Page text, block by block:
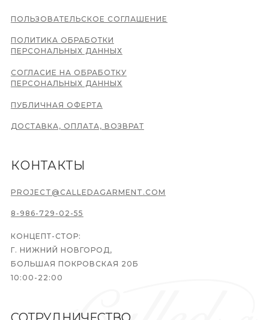
ПУБЛИЧНАЯ ОФЕРТА
СОГЛАСИЕ НА ОБРАБОТКУ
ПЕРСОНАЛЬНЫХ ДАННЫХ
ПОЛИТИКА ОБРАБОТКИ
ПЕРСОНАЛЬНЫХ ДАННЫХ
ПОЛЬЗОВАТЕЛЬСКОЕ СОГЛАШЕНИЕ
ДОСТАВКА, ОПЛАТА, ВОЗВРАТ
8-986-729-02-55
PROJECT@CALLEDAGARMENT.COM
КОНТАКТЫ
КОНЦЕПТ-СТОР:
Г. НИЖНИЙ НОВГОРОД,
БОЛЬШАЯ ПОКРОВСКАЯ 20Б
10:00-22:00